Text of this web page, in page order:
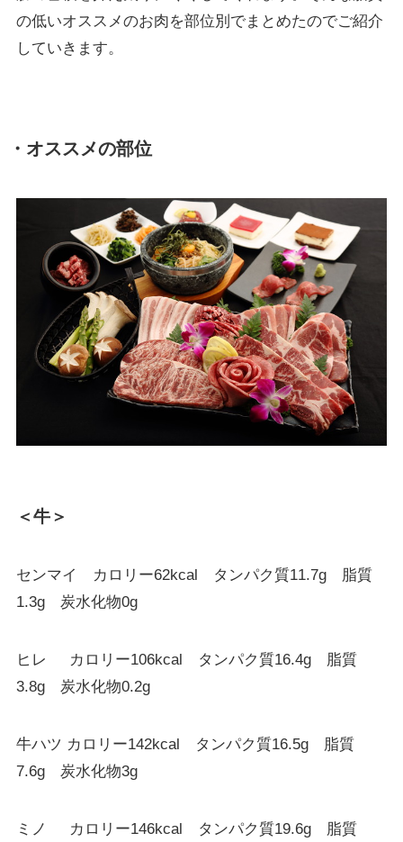
の低いオススメのお肉を部位別でまとめたのでご紹介
していきます。
・オススメの部位
＜牛＞
センマイ カロリー62kcal タンパク質11.7g 脂質
1.3g 炭水化物0g
ヒレ カロリー106kcal タンパク質16.4g 脂質
3.8g 炭水化物0.2g
牛ハツ カロリー142kcal タンパク質16.5g 脂質
7.6g 炭水化物3g
ミノ カロリー146kcal タンパク質19.6g 脂質